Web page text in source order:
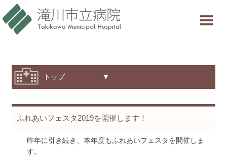
当院について
診療科・部門紹介
採用情報
交通アクセス
トップ ▼
ふれあいフェスタ2019を開催します！
昨年に引き続き、本年度もふれあいフェスタを開催しま
す。